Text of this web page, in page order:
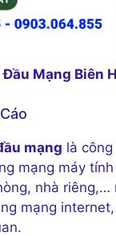
Đầu Mạng Biên
mạng là
mạng máy
nhà riêng,…
mạng